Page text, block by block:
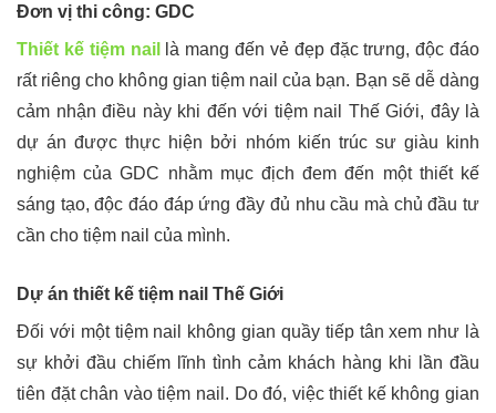
Đơn vị thi công: GDC
Thiết kế tiệm nail
là mang đến vẻ đẹp đặc trưng, độc đáo
rất riêng cho không gian tiệm nail của bạn. Bạn sẽ dễ dàng
cảm nhận điều này khi đến với tiệm nail Thế Giới, đây là
dự án được thực hiện bởi nhóm kiến trúc sư giàu kinh
nghiệm của GDC nhằm mục địch đem đến một thiết kế
sáng tạo, độc đáo đáp ứng đầy đủ nhu cầu mà chủ đầu tư
cần cho tiệm nail của mình.
Dự án thiết kế tiệm nail Thế Giới
Đối với một tiệm nail không gian quầy tiếp tân xem như là
sự khởi đầu chiếm lĩnh tình cảm khách hàng khi lần đầu
tiên đặt chân vào tiệm nail. Do đó, việc thiết kế không gian